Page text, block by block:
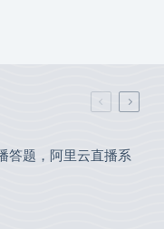
答题，阿里云直播系